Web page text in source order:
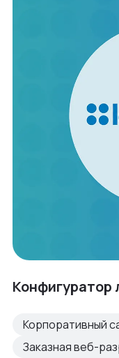
Конфигуратор
Корпоративный
Заказная веб-